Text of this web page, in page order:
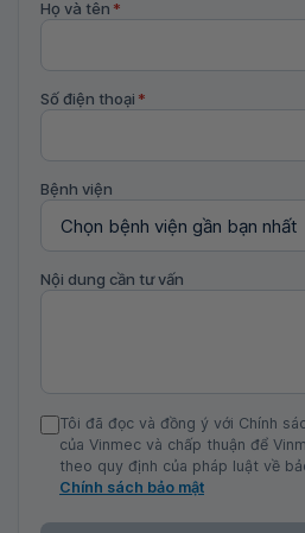
Họ và tên *
Số điện thoại *
Bệnh viện
Nội dung cần tư vấn
Tôi đã đọc và đồng ý với Chính
của Vinmec và chấp thuận để
theo quy định của pháp luật về
Chính sách bảo mật